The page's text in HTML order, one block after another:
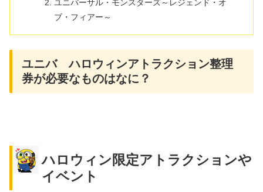
ユニバーサル・モンスターズ～レジェンド・オ
ブ・フィアー～
ユニバ ハロウィンアトラクション整理
券が必要なものはなに？
ハロウィン限定アトラクションや
イベント